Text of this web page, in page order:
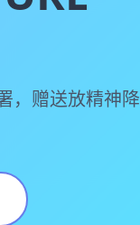
，赠送放精神降